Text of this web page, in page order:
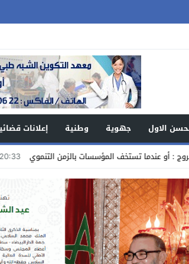
الاول جهوية وطنية إعلانات
تستخف المؤسسات بالزمن التنموي 20:33 بدعوة من